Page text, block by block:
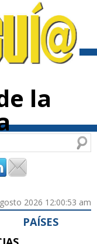
la
2026 12:00:53 am
PAÍSES